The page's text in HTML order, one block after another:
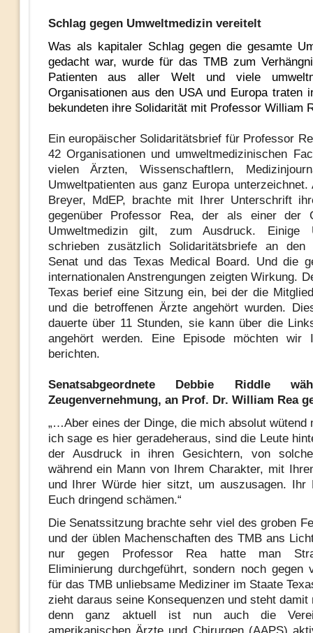
Schlag gegen Umweltmedizin vereitelt
Was als kapitaler Schlag gegen die gesamte
gedacht war, wurde für das TMB zum
Patienten aus aller Welt und viele
Organisationen aus den USA und Europa traten
bekundeten ihre Solidarität mit Professor William
Ein europäischer Solidaritätsbrief für Professor
42 Organisationen und umweltmedizinischen
vielen Ärzten, Wissenschaftlern,
Umweltpatienten aus ganz Europa unterzeichnet.
Breyer, MdEP, brachte mit Ihrer Unterschrift
gegenüber Professor Rea, der als einer der
Umweltmedizin gilt, zum Ausdruck. Einige
schrieben zusätzlich Solidaritätsbriefe an den
Senat und das Texas Medical Board. Und die
internationalen Anstrengungen zeigten Wirkung.
Texas berief eine Sitzung ein, bei der die
und die betroffenen Ärzte angehört wurden.
dauerte über 11 Stunden, sie kann über die
angehört werden. Eine Episode möchten wir
berichten.
Senatsabgeordnete Debbie Riddle
Zeugenvernehmung, an Prof. Dr. William Rea
„…Aber eines der Dinge, die mich absolut wütend
ich sage es hier geradeheraus, sind die Leute
der Ausdruck in ihren Gesichtern, von
während ein Mann von Ihrem Charakter, mit
und Ihrer Würde hier sitzt, um auszusagen. Ihr
Euch dringend schämen.“
Die Senatssitzung brachte sehr viel des groben
und der üblen Machenschaften des TMB ans
nur gegen Professor Rea hatte man
Eliminierung durchgeführt, sondern noch gegen
für das TMB unliebsame Mediziner im Staate
zieht daraus seine Konsequenzen und steht damit
denn ganz aktuell ist nun auch die